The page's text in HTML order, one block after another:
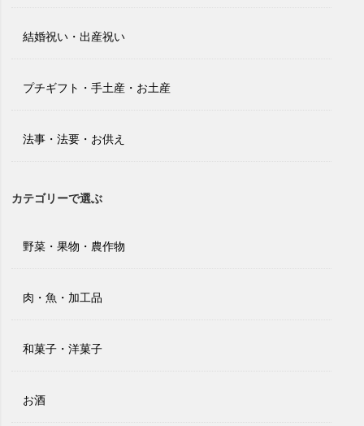
結婚祝い・出産祝い
プチギフト・手土産・お土産
法事・法要・お供え
カテゴリーで選ぶ
野菜・果物・農作物
肉・魚・加工品
和菓子・洋菓子
お酒